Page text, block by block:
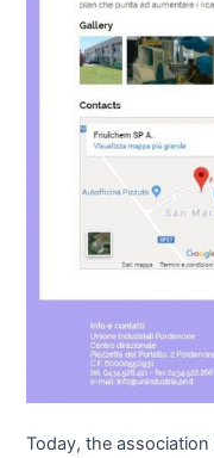
Today, the association